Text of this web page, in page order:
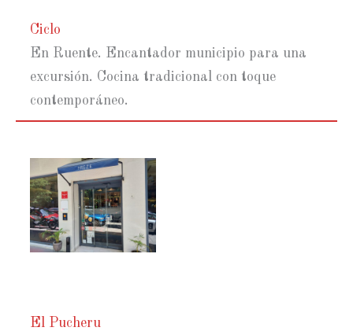
Ciclo
En Ruente. Encantador municipio para una
excursión. Cocina tradicional con toque
contemporáneo.
El Pucheru